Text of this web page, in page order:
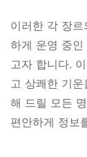
이러한 각 장
하게 운영 중
고자 합니다.
고 상쾌한 기
해 드릴 모든
편안하게 정보